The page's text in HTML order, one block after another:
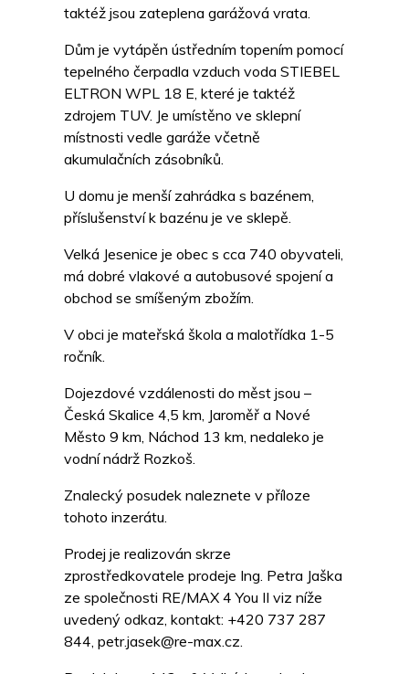
taktéž jsou zateplena garážová vrata.
Dům je vytápěn ústředním topením pomocí
tepelného čerpadla vzduch voda STIEBEL
ELTRON WPL 18 E, které je taktéž
zdrojem TUV. Je umístěno ve sklepní
místnosti vedle garáže včetně
akumulačních zásobníků.
U domu je menší zahrádka s bazénem,
příslušenství k bazénu je ve sklepě.
Velká Jesenice je obec s cca 740 obyvateli,
má dobré vlakové a autobusové spojení a
obchod se smíšeným zbožím.
V obci je mateřská škola a malotřídka 1-5
ročník.
Dojezdové vzdálenosti do měst jsou –
Česká Skalice 4,5 km, Jaroměř a Nové
Město 9 km, Náchod 13 km, nedaleko je
vodní nádrž Rozkoš.
Znalecký posudek naleznete v příloze
tohoto inzerátu.
Prodej je realizován skrze
zprostředkovatele prodeje Ing. Petra Jaška
ze společnosti RE/MAX 4 You II viz níže
uvedený odkaz, kontakt: +420 737 287
844, petr.jasek@re-max.cz.